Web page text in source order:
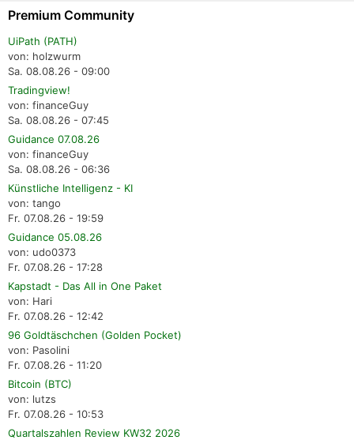
Premium Community
UiPath (PATH)
von: holzwurm
Sa. 08.08.26 - 09:00
Tradingview!
von: financeGuy
Sa. 08.08.26 - 07:45
Guidance 07.08.26
von: financeGuy
Sa. 08.08.26 - 06:36
Künstliche Intelligenz - KI
von: tango
Fr. 07.08.26 - 19:59
Guidance 05.08.26
von: udo0373
Fr. 07.08.26 - 17:28
Kapstadt - Das All in One Paket
von: Hari
Fr. 07.08.26 - 12:42
96 Goldtäschchen (Golden Pocket)
von: Pasolini
Fr. 07.08.26 - 11:20
Bitcoin (BTC)
von: lutzs
Fr. 07.08.26 - 10:53
Quartalszahlen Review KW32 2026